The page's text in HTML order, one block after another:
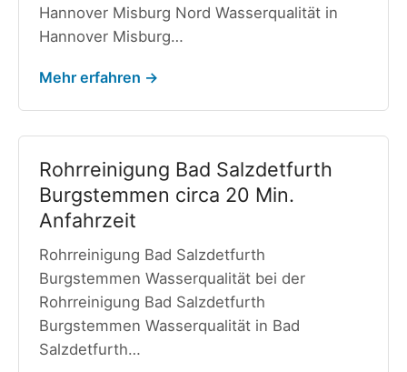
Hannover Misburg Nord Wasserqualität in
Hannover Misburg…
Mehr erfahren →
Rohrreinigung Bad Salzdetfurth
Burgstemmen circa 20 Min.
Anfahrzeit
Rohrreinigung Bad Salzdetfurth
Burgstemmen Wasserqualität bei der
Rohrreinigung Bad Salzdetfurth
Burgstemmen Wasserqualität in Bad
Salzdetfurth…